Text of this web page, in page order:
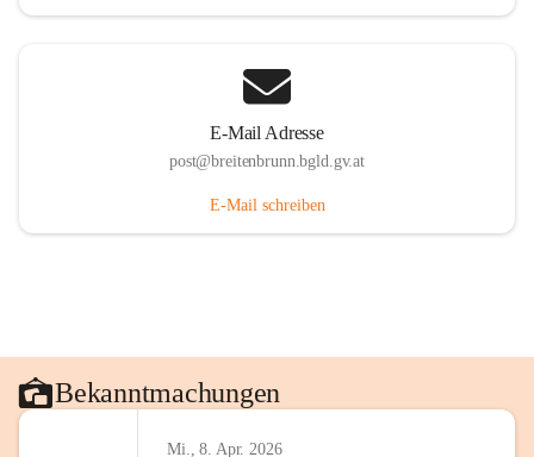
E-Mail Adresse
post@breitenbrunn.bgld.gv.at
E-Mail schreiben
Bekanntmachungen
Mi., 8. Apr. 2026